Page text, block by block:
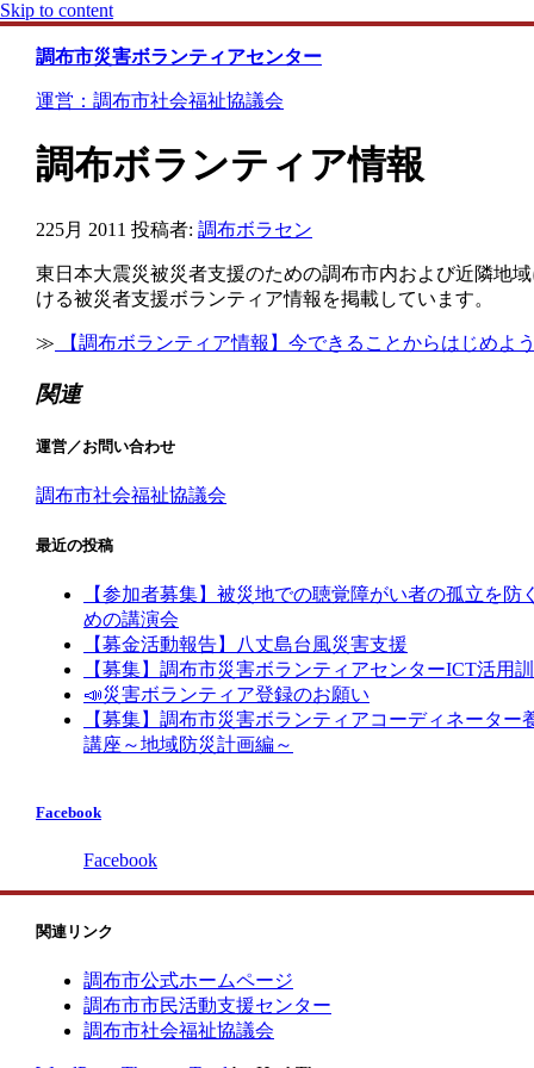
Skip to content
調布市災害ボランティアセンター
運営：調布市社会福祉協議会
調布ボランティア情報
225月 2011 投稿者: 調布ボラセン
東日本大震災被災者支援のための調布市内および近隣地
ける被災者支援ボランティア情報を掲載しています。
≫ 【調布ボランティア情報】今できることからはじめよ
関連
運営／お問い合わせ
調布市社会福祉協議会
最近の投稿
【参加者募集】被災地での聴覚障がい者の孤立を防
めの講演会
【募金活動報告】八丈島台風災害支援
【募集】調布市災害ボランティアセンターICT活用
📣災害ボランティア登録のお願い
【募集】調布市災害ボランティアコーディネーター
講座～地域防災計画編～
Facebook
Facebook
関連リンク
調布市公式ホームページ
調布市市民活動支援センター
調布市社会福祉協議会